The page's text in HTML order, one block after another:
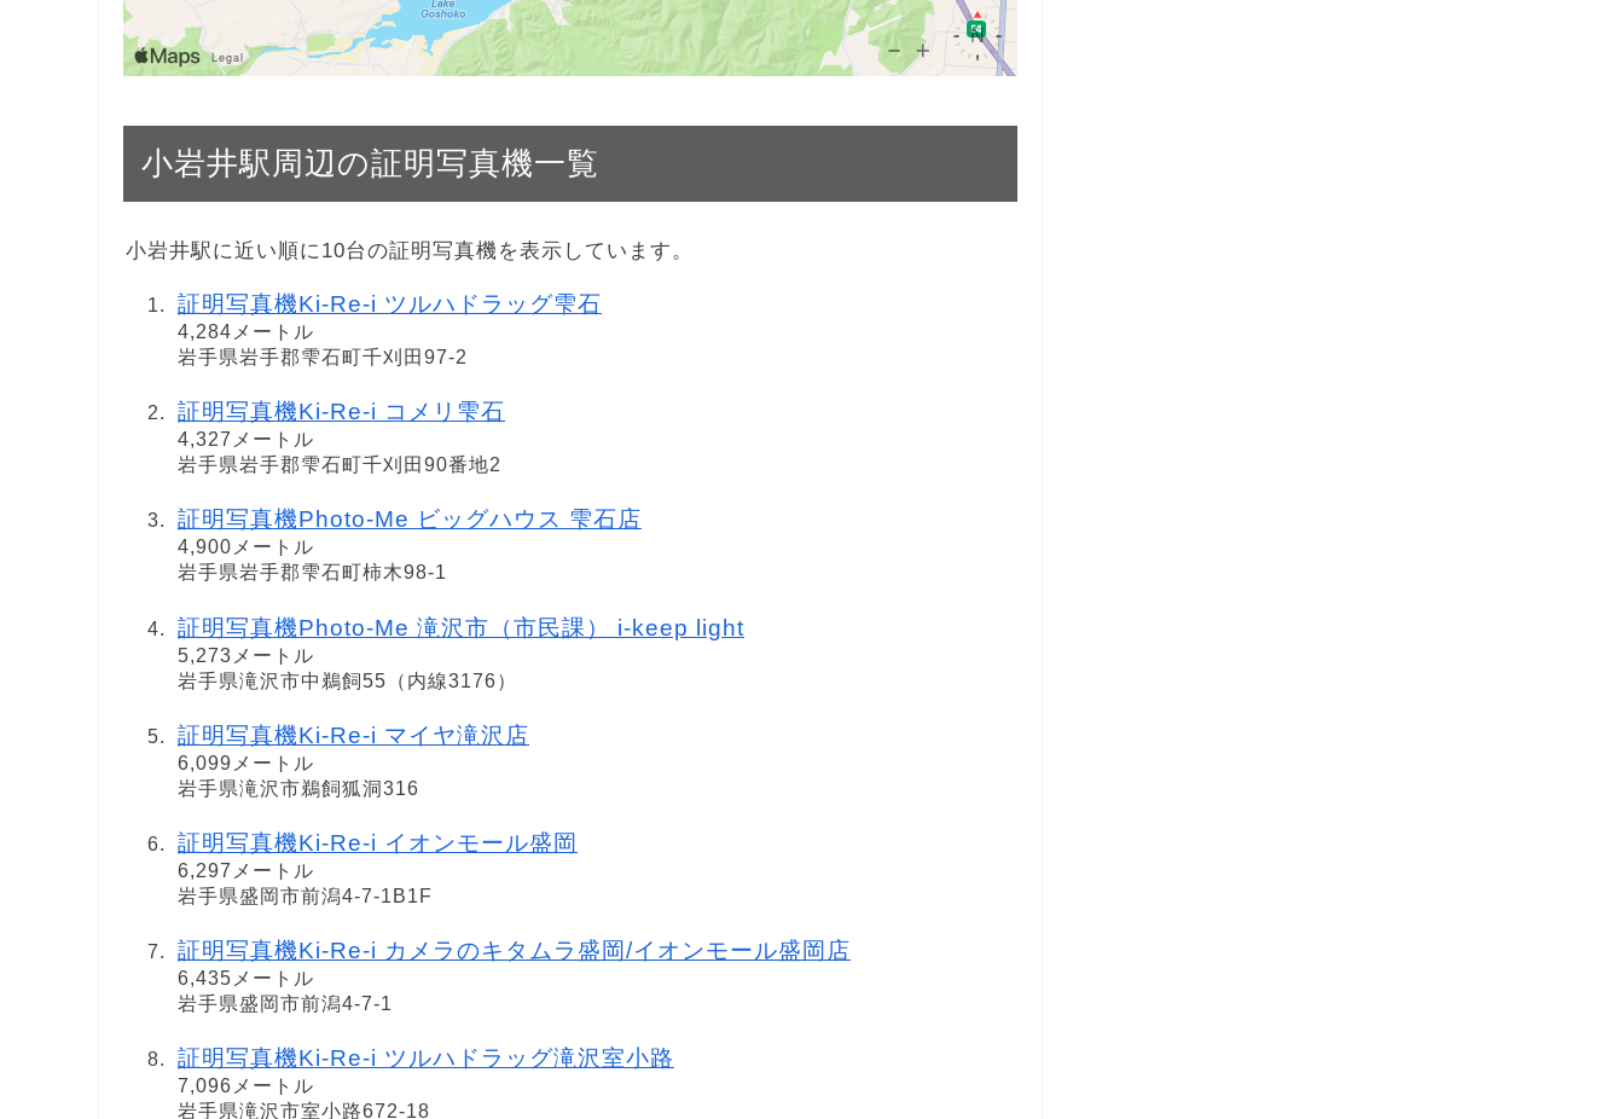
小岩井駅周辺の証明写真機一覧
小岩井駅に近い順に10台の証明写真機を表示しています。
証明写真機Ki-Re-i ツルハドラッグ雫石
4,284メートル
岩手県岩手郡雫石町千刈田97-2
証明写真機Ki-Re-i コメリ雫石
4,327メートル
岩手県岩手郡雫石町千刈田90番地2
証明写真機Photo-Me ビッグハウス 雫石店
4,900メートル
岩手県岩手郡雫石町柿木98-1
証明写真機Photo-Me 滝沢市（市民課） i-keep light
5,273メートル
岩手県滝沢市中鵜飼55（内線3176）
証明写真機Ki-Re-i マイヤ滝沢店
6,099メートル
岩手県滝沢市鵜飼狐洞316
証明写真機Ki-Re-i イオンモール盛岡
6,297メートル
岩手県盛岡市前潟4-7-1B1F
証明写真機Ki-Re-i カメラのキタムラ盛岡/イオンモール盛岡店
6,435メートル
岩手県盛岡市前潟4-7-1
証明写真機Ki-Re-i ツルハドラッグ滝沢室小路
7,096メートル
岩手県滝沢市室小路672-18